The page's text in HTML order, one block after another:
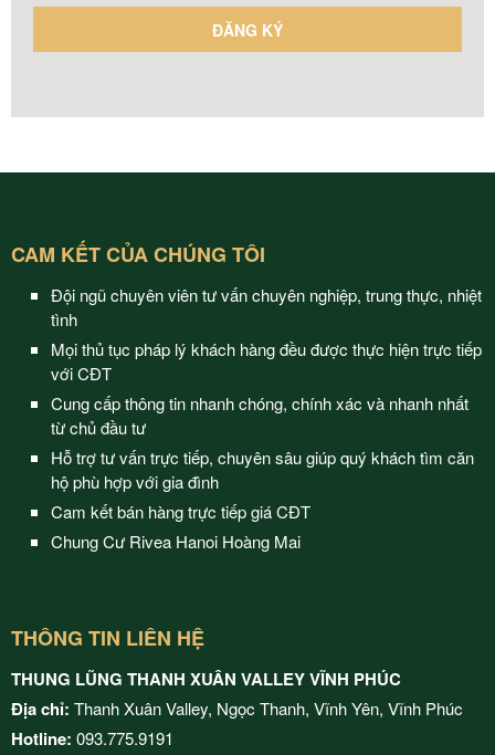
CAM KẾT CỦA CHÚNG TÔI
Đội ngũ chuyên viên tư vấn chuyên nghiệp, trung thực, nhiệt
tình
Mọi thủ tục pháp lý khách hàng đều được thực hiện trực tiếp
với CĐT
Cung cấp thông tin nhanh chóng, chính xác và nhanh nhất
từ chủ đầu tư
Hỗ trợ tư vấn trực tiếp, chuyên sâu giúp quý khách tìm căn
hộ phù hợp với gia đình
Cam kết bán hàng trực tiếp giá CĐT
Chung Cư Rivea Hanoi Hoàng Mai
THÔNG TIN LIÊN HỆ
THUNG LŨNG THANH XUÂN VALLEY VĨNH PHÚC
Địa chỉ: Thanh Xuân Valley, Ngọc Thanh, Vĩnh Yên, Vĩnh Phúc
Hotline: 093.775.9191